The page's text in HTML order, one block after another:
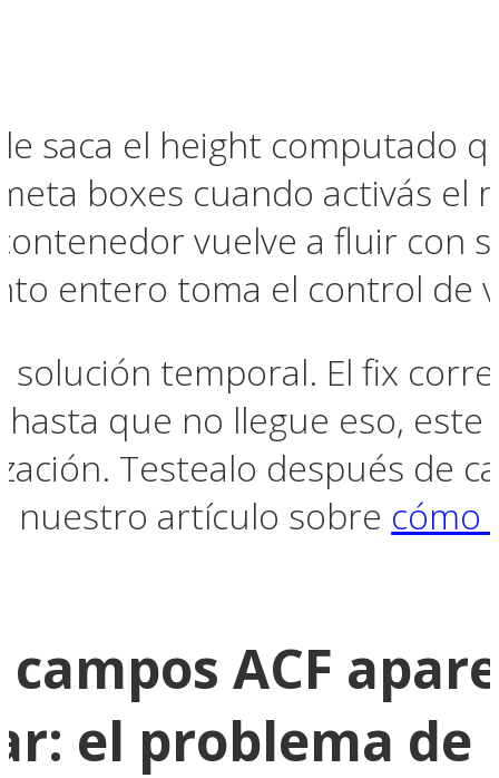
saca el height computado
boxes cuando activás el
vuelve a fluir con
entero toma el control de
solución temporal. El fix
que no llegue eso, este
Testealo después de
nuestro artículo sobre cómo
ACF
el problema de